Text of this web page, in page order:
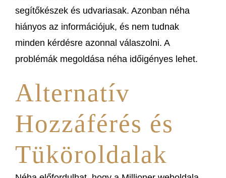
segítőkészek és udvariasak. Azonban néha
hiányos az információjuk, és nem tudnak
minden kérdésre azonnal válaszolni. A
problémák megoldása néha időigényes lehet.
Alternatív
Hozzáférés és
Tüköroldalak